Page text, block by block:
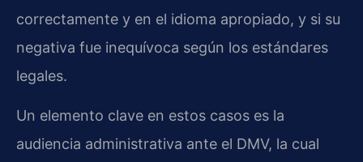
correctamente y en el idioma apropiado, y si su
negativa fue inequívoca según los estándares
legales.
Un elemento clave en estos casos es la
audiencia administrativa ante el DMV, la cual